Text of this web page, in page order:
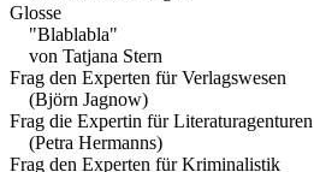
Glosse
"Blablabla"
von Tatjana Stern
Frag den Experten für Verlagswesen
(Björn Jagnow)
Frag die Expertin für Literaturagenturen
(Petra Hermanns)
Frag den Experten für Kriminalistik